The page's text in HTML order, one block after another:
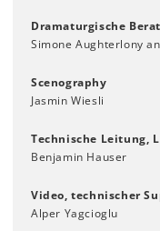
Dramaturgische
Simone Aughterlony
Scenography
Jasmin Wiesli
Technische Leitung,
Benjamin Hauser
Video, technischer
Alper Yagcioglu